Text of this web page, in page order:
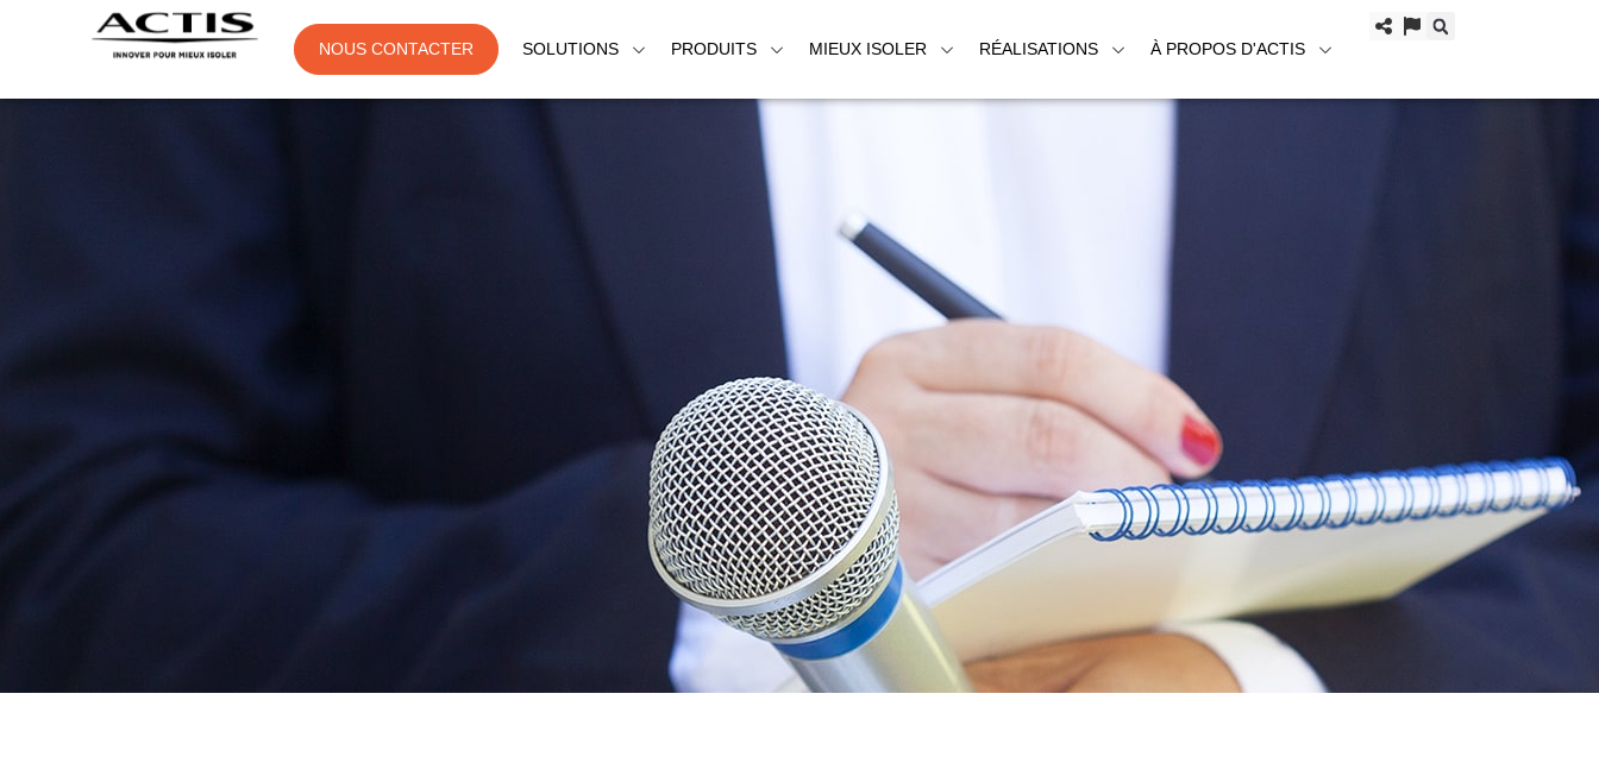
NOUS CONTACTER SOLUTIONS PRODUITS MIEUX ISOLER RÉALISATIONS À PROPOS D'ACTIS